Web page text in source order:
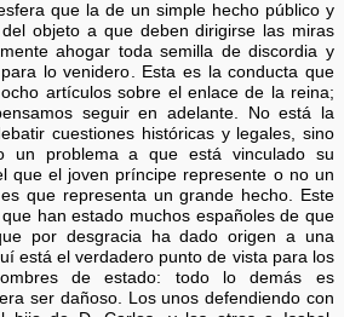
que la de un simple hecho público y
objeto a que deben dirigirse las miras
ahogar toda semilla de discordia y
lo venidero. Esta es la conducta que
artículos sobre el enlace de la reina;
seguir en adelante. No está la
cuestiones históricas y legales, sino
un problema a que está vinculado su
que el joven príncipe represente o no un
que representa un grande hecho. Este
han estado muchos españoles de que
por desgracia ha dado origen a una
está el verdadero punto de vista para los
de estado: todo lo demás es
ser dañoso. Los unos defendiendo con